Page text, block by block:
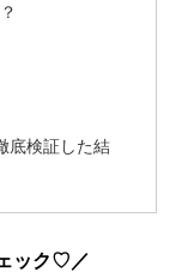
底検証した結
ック♡／